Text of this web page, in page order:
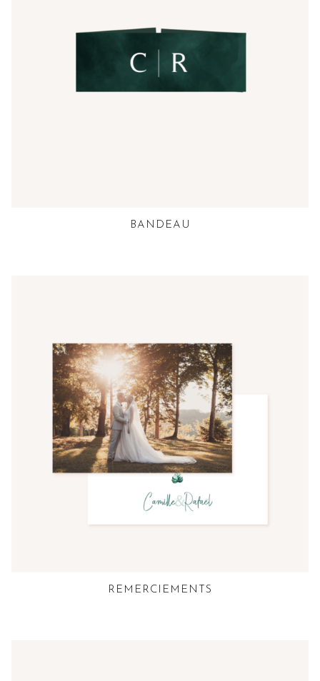
BANDEAU
REMERCIEMENTS